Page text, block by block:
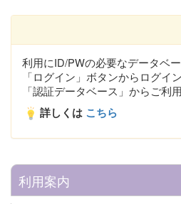
利用にID/PWの必要なデータベ
「ログイン」ボタンからログイ
「認証データベース」からご利
詳しくは こちら
利用案内